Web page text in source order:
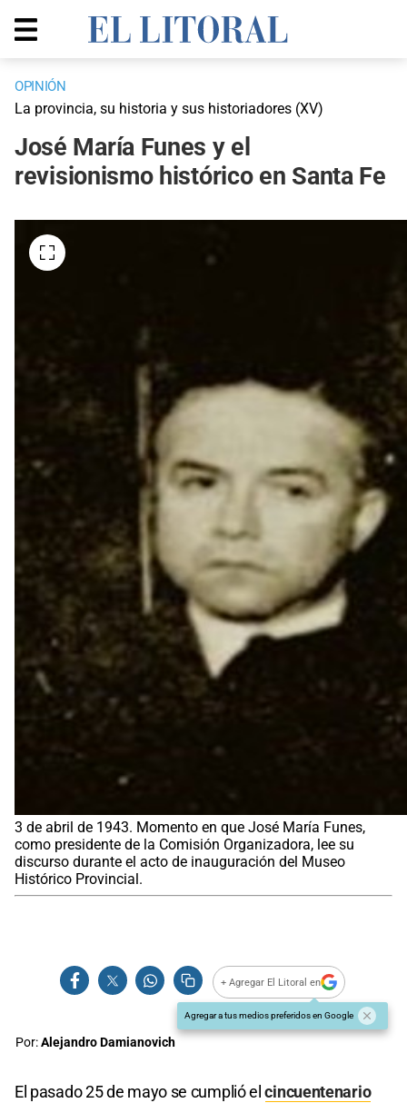
OPINIÓN
La provincia, su historia y sus historiadores (XV)
José María Funes y el
revisionismo histórico en Santa Fe
3 de abril de 1943. Momento en que José María Funes,
como presidente de la Comisión Organizadora, lee su
discurso durante el acto de inauguración del Museo
Histórico Provincial.
+ Agregar El Litoral en
Agregar a tus medios preferidos en Google
Por:Alejandro Damianovich
El pasado 25 de mayo se cumplió elcincuentenario